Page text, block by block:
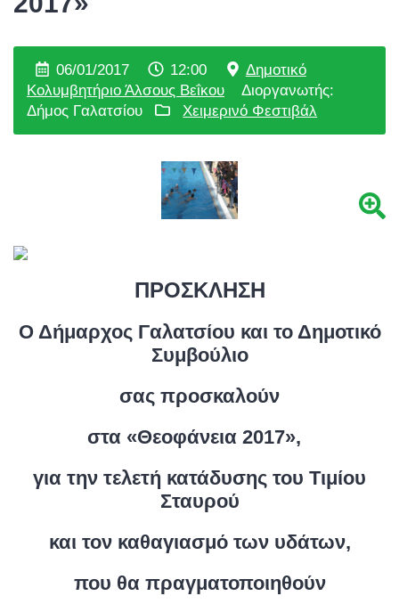
06/01/2017 12:00
Δημοτικό
Κολυμβητήριο Άλσους Βεΐκου
Διοργανωτής:
Δήμος Γαλατσίου
Χειμερινό Φεστιβάλ
ΠΡΟΣΚΛΗΣΗ
Ο Δήμαρχος Γαλατσίου και το Δημοτικό
Συμβούλιο
σας προσκαλούν
στα «Θεοφάνεια 2017»,
για την τελετή κατάδυσης του Τιμίου
Σταυρού
και τον καθαγιασμό των υδάτων,
που θα πραγματοποιηθούν